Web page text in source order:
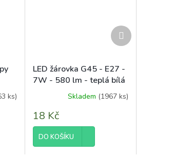
ks)
LED žárovka G45 - E27 -
7W - 580 lm - teplá bílá
Skladem (1967 ks)
18 Kč
DO KOŠÍKU
Další
produkt